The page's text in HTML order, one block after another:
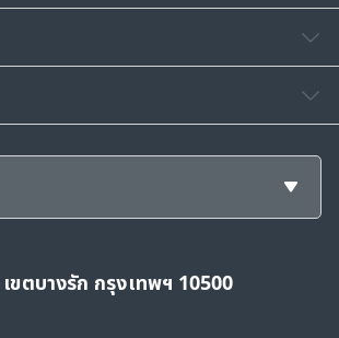
งขอใช้สิทธิตามที่กฎหมายกำหนด ได้ที่เอไอเอ
ร. 1581 หากท่านต้องการติดต่อเจ้าหน้าที่
นบุคคลของเอไอเอ (DPO) กรุณาติดต่อทาง
หรือติดต่อตามที่อยู่ที่ บริษัท เอ
ถนนสุรวงศ์ แขวงสุริยวงศ์ เขตบางรัก
ขตบางรัก กรุงเทพฯ 10500